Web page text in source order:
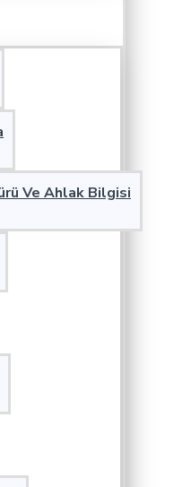
Ve Ahlak Bilgisi